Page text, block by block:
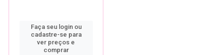
Faça seu login ou
cadastre-se para
ver preços e
comprar